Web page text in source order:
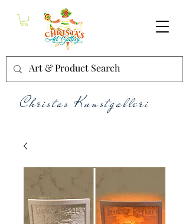
Christas Kunstgalleri